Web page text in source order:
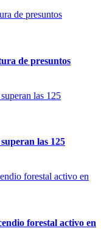
de presuntos
las 125
forestal activo en